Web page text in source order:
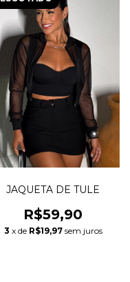
JAQUETA DE TULE
R$59,90
3 x de R$19,97 sem juros